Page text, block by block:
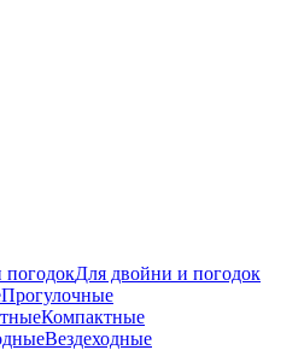
Для двойни и погодок
Прогулочные
Компактные
Вездеходные